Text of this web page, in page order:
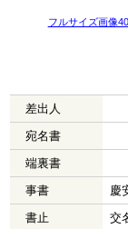
フルサイズ画像40
差出人
宛名書
端裏書
事書
慶
書止
交